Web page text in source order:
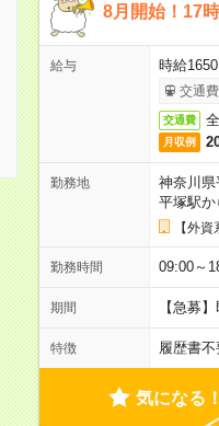
8月開始！17
給与 時給
交通
交通費
月収例
勤務地
神奈川県
平塚駅か
【外
勤務時間 09:00～
期間 【急募
特徴 履歴書不
気になる！